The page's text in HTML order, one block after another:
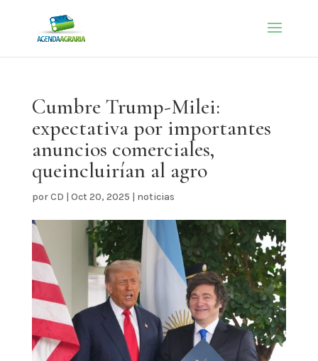
Cumbre Trump-Milei:
expectativa por importantes
anuncios comerciales,
queincluirían al agro
porCD | Oct 20, 2025 | noticias